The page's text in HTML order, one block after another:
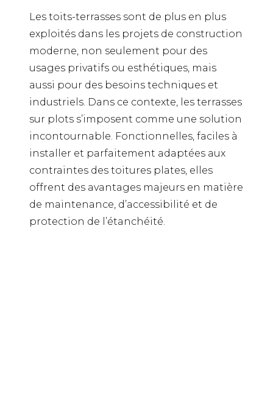
Les toits-terrasses sont de plus en plus
exploités dans les projets de construction
moderne, non seulement pour des
usages privatifs ou esthétiques, mais
aussi pour des besoins techniques et
industriels. Dans ce contexte, les terrasses
sur plots s’imposent comme une solution
incontournable. Fonctionnelles, faciles à
installer et parfaitement adaptées aux
contraintes des toitures plates, elles
offrent des avantages majeurs en matière
de maintenance, d’accessibilité et de
protection de l’étanchéité.